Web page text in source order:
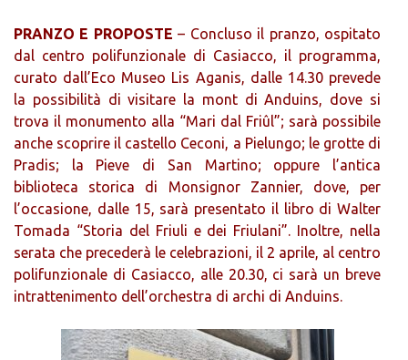
PRANZO E PROPOSTE – Concluso il pranzo, ospitato
dal centro polifunzionale di Casiacco, il programma,
curato dall’Eco Museo Lis Aganis, dalle 14.30 prevede
la possibilità di visitare la mont di Anduins, dove si
trova il monumento alla “Mari dal Friûl”; sarà possibile
anche scoprire il castello Ceconi, a Pielungo; le grotte di
Pradis; la Pieve di San Martino; oppure l’antica
biblioteca storica di Monsignor Zannier, dove, per
l’occasione, dalle 15, sarà presentato il libro di Walter
Tomada “Storia del Friuli e dei Friulani”. Inoltre, nella
serata che precederà le celebrazioni, il 2 aprile, al centro
polifunzionale di Casiacco, alle 20.30, ci sarà un breve
intrattenimento dell’orchestra di archi di Anduins.